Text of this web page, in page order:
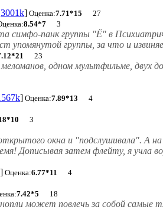
] Оценка:7.71*15 27
8.54*7 3
симфо-панк группы "Ё" в
упомянутой группы, за что и
23
одном мультфильме, двух
] Оценка:7.89*13 4
3
окна и "подслушивала". А
Дописывая затем флейту, я учла
] Оценка:6.77*11 4
7.42*5 18
может повлечь за собой самые